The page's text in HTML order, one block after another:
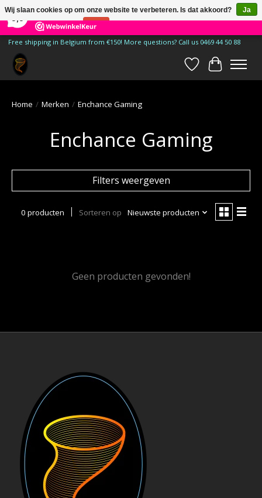
185 Reviews ×
Free shipping in Belgium from €150! More questions? Call us 0469 44 50 88
Verlanglijst
Home / Merken / Enchance Gaming
Enchance Gaming
Filters weergeven
0 producten Sorteren op Nieuwste producten
Geen producten gevonden!
Wij slaan cookies op om onze website te verbeteren. Is dat akkoord?
Ja
Nee